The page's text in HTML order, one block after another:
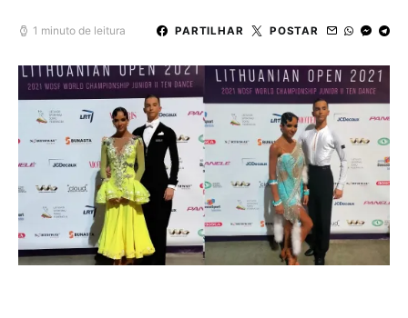
1 minuto de leitura PARTILHAR POSTAR